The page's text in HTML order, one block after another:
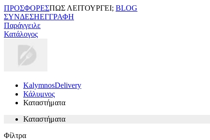
ΠΡΟΣΦΟΡΕΣΠΩΣ ΛΕΙΤΟΥΡΓΕΙ; BLOG
ΣΥΝΔΕΣΗΕΓΓΡΑΦΗ
Παράγγειλε
Κατάλογος
KalymnosDelivery
Κάλυμνος
Καταστήματα
Καταστήματα
Φίλτρα